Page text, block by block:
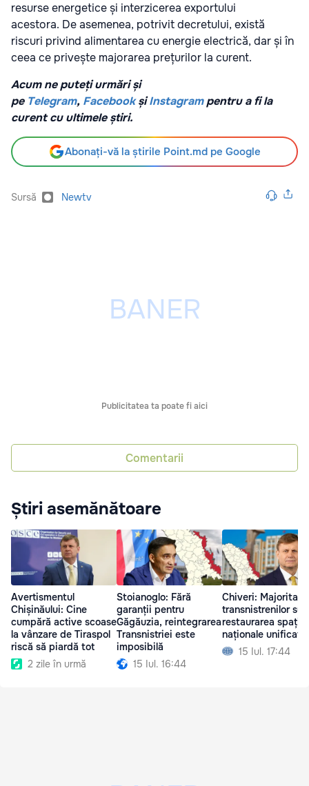
resurse energetice și interzicerea exportului
acestora. De asemenea, potrivit decretului, există
riscuri privind alimentarea cu energie electrică, dar și în
ceea ce privește majorarea prețurilor la curent.
Acum ne puteți urmări și
pe Telegram, Facebook șiInstagrampentru a fi la
curent cu ultimele știri.
Abonați-vă la știrile Point.md pe Google
Sursă Newtv
Publicitatea ta poate fi aici
Comentarii
Știri asemănătoare
Avertismentul
Chișinăului: Cine
cumpără active scoase
la vânzare de Tiraspol
riscă să piardă tot
2 zile în urmă
Stoianoglo: Fără
garanții pentru
Găgăuzia, reintegrarea
Transnistriei este
imposibilă
15 Iul. 16:44
Chiveri:
transnistrenilor
restaurarea
naționale unificate
15 Iul. 17:44